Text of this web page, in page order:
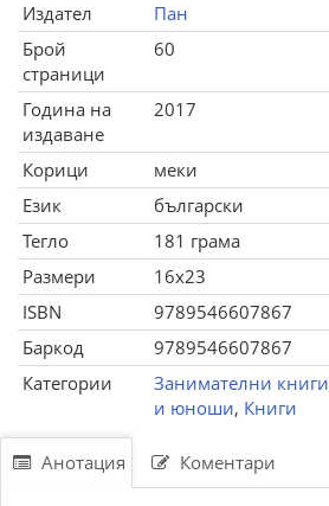
Издател
Пан
Брой
страници
60
Година на
издаване
2017
Корици
меки
Език
български
Тегло
181 грама
Размери
16x23
ISBN
9789546607867
Баркод
9789546607867
Категории
Занимателни книги
и юноши, Книги
Анотация Коментари